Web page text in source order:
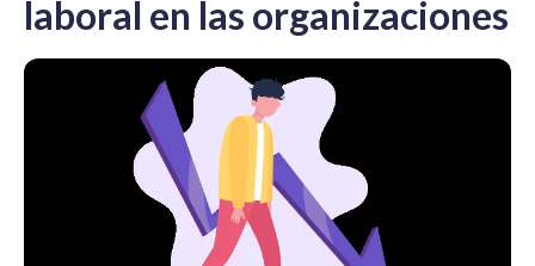
laboral en las organizaciones